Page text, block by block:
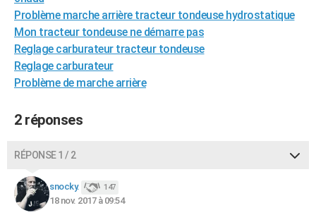
Destinations
City break
Voyage nature
Voyage de noces
Forum
Climat
+PHOTO
GUIDES D'ACHAT
BONS PLANS
COPAINS D'AVANT
Problème marche arrière tracteur tondeuse hydrostatique
Mon tracteur tondeuse ne démarre pas
Reglage carburateur tracteur tondeuse
Reglage carburateur
Problème de marche arrière
2 réponses
RÉPONSE 1 / 2
snocky. 147
18 nov. 2017 à 09:54